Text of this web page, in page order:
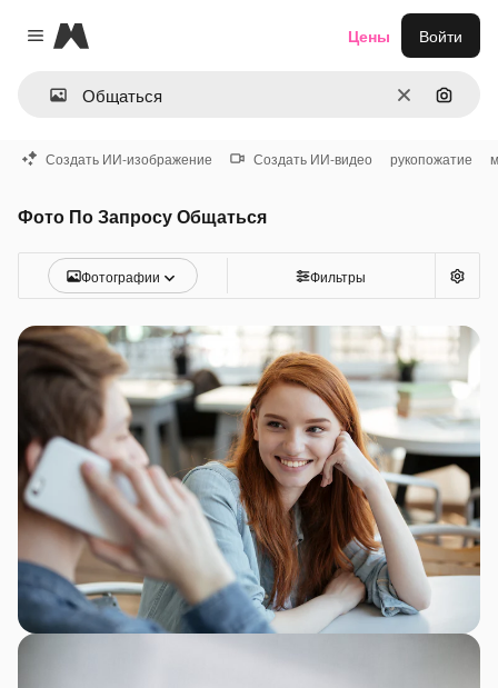
Close menu
Magnific
ОчиститьПоиск
Цены Войти
Создать ИИ-изображение Создать ИИ-видео рукопожатие
Фото По Запросу Общаться
Фотографии Фильтры